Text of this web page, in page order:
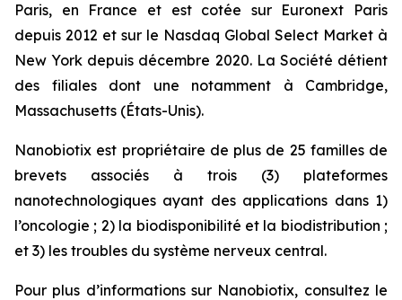
Paris, en France et est cotée sur Euronext Paris
depuis 2012 et sur le Nasdaq Global Select Market à
New York depuis décembre 2020. La Société détient
des filiales dont une notamment à Cambridge,
Massachusetts (États-Unis).
Nanobiotix est propriétaire de plus de 25 familles de
brevets associés à trois (3) plateformes
nanotechnologiques ayant des applications dans 1)
l’oncologie ; 2) la biodisponibilité et la biodistribution ;
et 3) les troubles du système nerveux central.
Pour plus d’informations sur Nanobiotix, consultez le